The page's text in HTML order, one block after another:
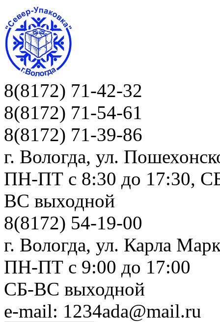
8(8172) 71-42-32
8(8172) 71-54-61
8(8172) 71-39-86
г. Вологда, ул.
ПН-ПТ c 8:30 до 17:30,
ВС выходной
8(8172) 54-19-00
г. Вологда, ул. Карла
ПН-ПТ c 9:00 до 17:00
СБ-ВС выходной
e-mail: 1234ada@mail.ru